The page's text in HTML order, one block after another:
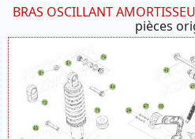
BRAS OSCILLANT
pièces